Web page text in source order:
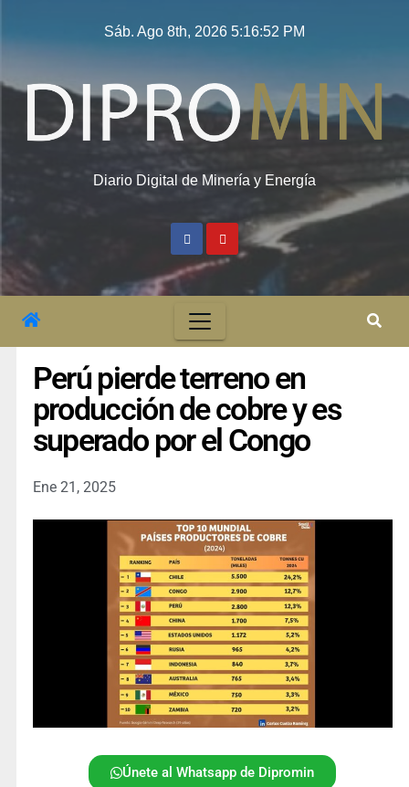
Sáb. Ago 8th, 2026 5:16:53 PM
Diario Digital de Minería y Energía
Perú pierde terreno en
producción de cobre y es
superado por el Congo
Ene 21, 2025
Únete al Whatsapp de Dipromin